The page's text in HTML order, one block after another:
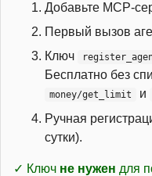
Добавьте MCP-
Первый вызов
Ключ
Бесплатно без
money/get_limit и
Ручная
сутки).
✓ Ключ не нужен для